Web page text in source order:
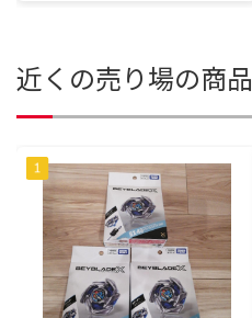
近くの売り場の商品